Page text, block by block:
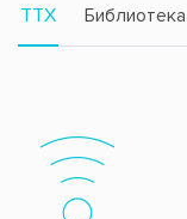
TTX Библиотека